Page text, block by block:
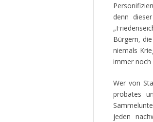
denn
Bürgern,
niemals
immer noch
Wer von
probates
jeden